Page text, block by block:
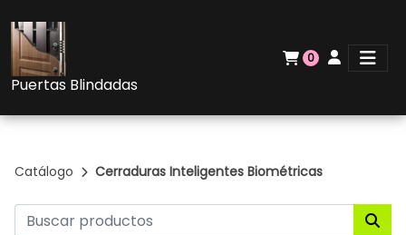
Puertas Blindadas
0
Catálogo Cerraduras Inteligentes Biométricas